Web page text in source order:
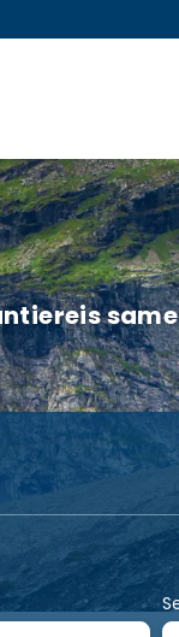
Vervoer +